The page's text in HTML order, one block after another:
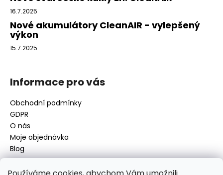
16.7.2025
Nové akumulátory CleanAIR - vylepšený
výkon
15.7.2025
Informace pro vás
Obchodní podmínky
GDPR
O nás
Moje objednávka
Blog